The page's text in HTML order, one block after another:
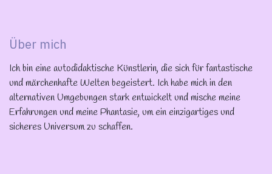
Über mich
Ich bin eine autodidaktische Künstlerin, die sich für fantastische
und märchenhafte Welten begeistert. Ich habe mich in den
alternativen Umgebungen stark entwickelt und mische meine
Erfahrungen und meine Phantasie, um ein einzigartiges und
sicheres Universum zu schaffen.